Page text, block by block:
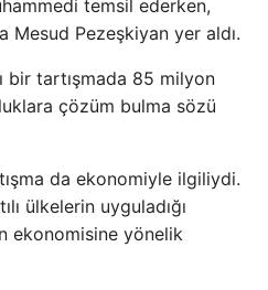
temsil ederken,
Mesud Pezeşkiyan yer aldı.
bir tartışmada 85 milyon
çözüm bulma sözü
da ekonomiyle ilgiliydi.
ülkelerin uyguladığı
ekonomisine yönelik